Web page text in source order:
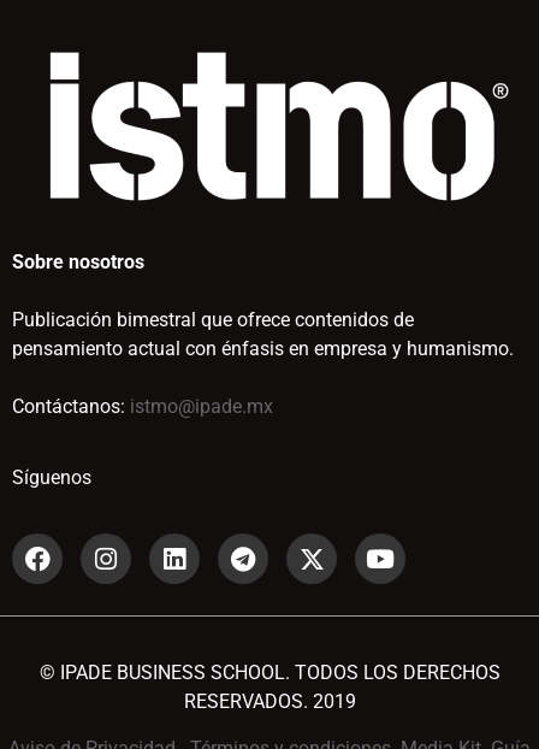
Sobre nosotros
Publicación bimestral que ofrece contenidos de
pensamiento actual con énfasis en empresa y humanismo.
Contáctanos: istmo@ipade.mx
Síguenos
© IPADE BUSINESS SCHOOL. TODOS LOS DERECHOS
RESERVADOS. 2019